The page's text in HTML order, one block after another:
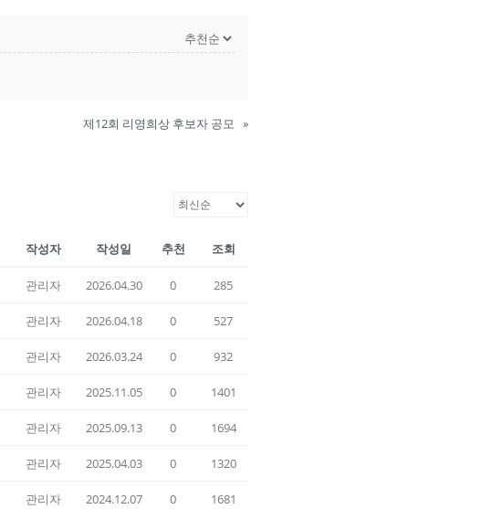
제12회 리영희상 후보자 공모 »
작성자 작성일 추천 조회
관리자 2026.04.30 0 285
관리자 2026.04.18 0 527
관리자 2026.03.24 0 932
관리자 2025.11.05 0 1401
관리자 2025.09.13 0 1694
관리자 2025.04.03 0 1320
관리자 2024.12.07 0 1681